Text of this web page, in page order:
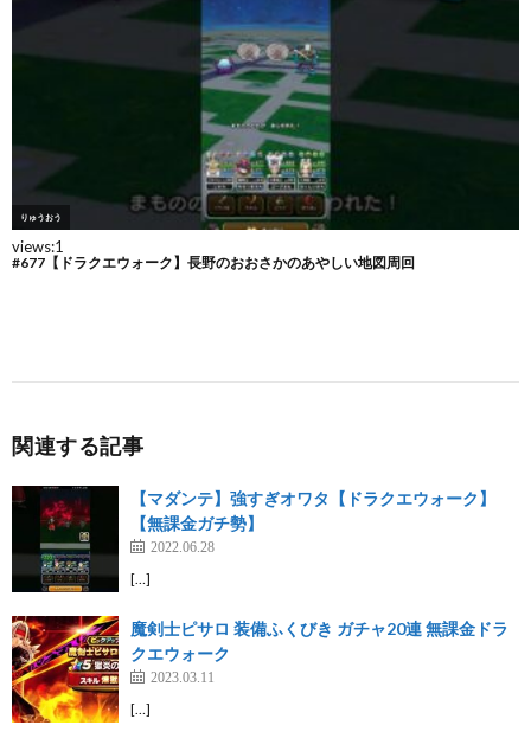
関連する記事
【マダンテ】強すぎオワタ【ドラクエウォーク】
【無課金ガチ勢】
2022.06.28
[…]
魔剣士ピサロ 装備ふくびき ガチャ20連 無課金ドラ
クエウォーク
2023.03.11
[…]